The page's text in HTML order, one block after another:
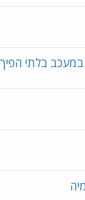
בלתי הפיך